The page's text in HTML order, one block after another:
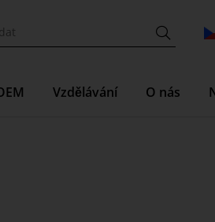
Vzdělávání O nás